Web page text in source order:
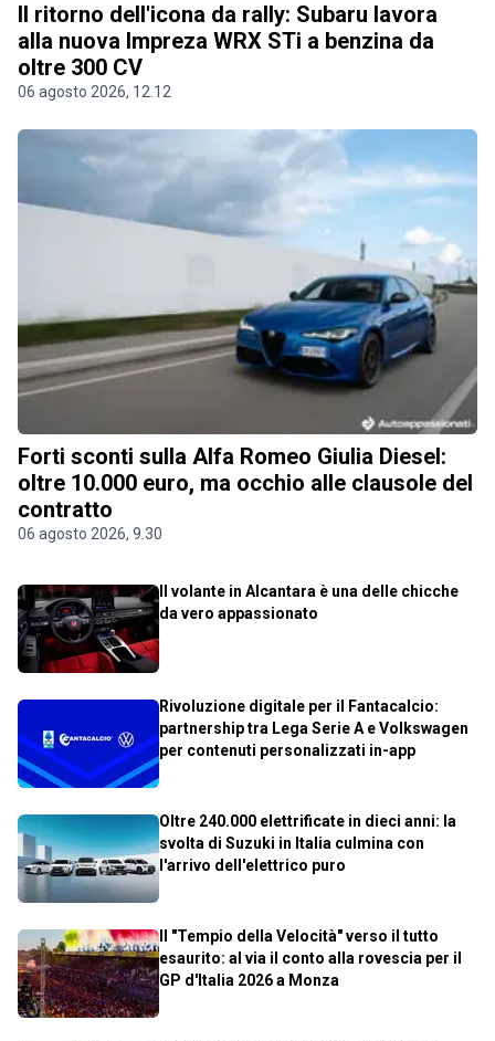
Il ritorno dell'icona da rally: Subaru lavora
alla nuova Impreza WRX STi a benzina da
oltre 300 CV
06 agosto 2026, 12.12
Forti sconti sulla Alfa Romeo Giulia Diesel:
oltre 10.000 euro, ma occhio alle clausole del
contratto
06 agosto 2026, 9.30
Il volante in Alcantara è una delle chicche
da vero appassionato
Rivoluzione digitale per il Fantacalcio:
partnership tra Lega Serie A e Volkswagen
per contenuti personalizzati in-app
Oltre 240.000 elettrificate in dieci anni: la
svolta di Suzuki in Italia culmina con
l'arrivo dell'elettrico puro
Il "Tempio della Velocità" verso il tutto
esaurito: al via il conto alla rovescia per il
GP d'Italia 2026 a Monza